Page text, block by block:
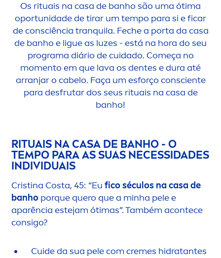
Os rituais na casa de banho são uma ótima
oportunidade de tirar um tempo para si e ficar
de consciência tranquila. Feche a porta da casa
de banho e ligue as luzes - está na hora do seu
programa diário de cuidado. Começa no
momento em que lava os dentes e dura até
arranjar o cabelo. Faça um esforço consciente
para desfrutar dos seus rituais na casa de
banho!
RITUAIS NA CASA DE BANHO - O
TEMPO PARA AS SUAS NECESSIDADES
INDIVIDUAIS
Cristina Costa, 45: “Eu fico séculos na casa de
banho porque quero que a minha pele e
aparência estejam ótimas”. Também acontece
consigo?
Cuide da sua pele com cremes hidratantes